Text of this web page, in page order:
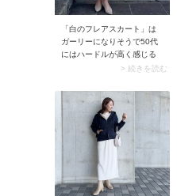
「白のフレアスカート」は
ガーリーになりそうで50代
にはハードルが高く感じる
ものですが、そんなときに
ット」がお役立ち。ネイビ
ーや黒のカッチリとしたジ
ャケットがスカートを引き
締め、コーデの甘さを解
消。大人っぽいジャケット
があることで、落ち着きあ
るハンサムなルックスに決
まります。
> 続きを読む